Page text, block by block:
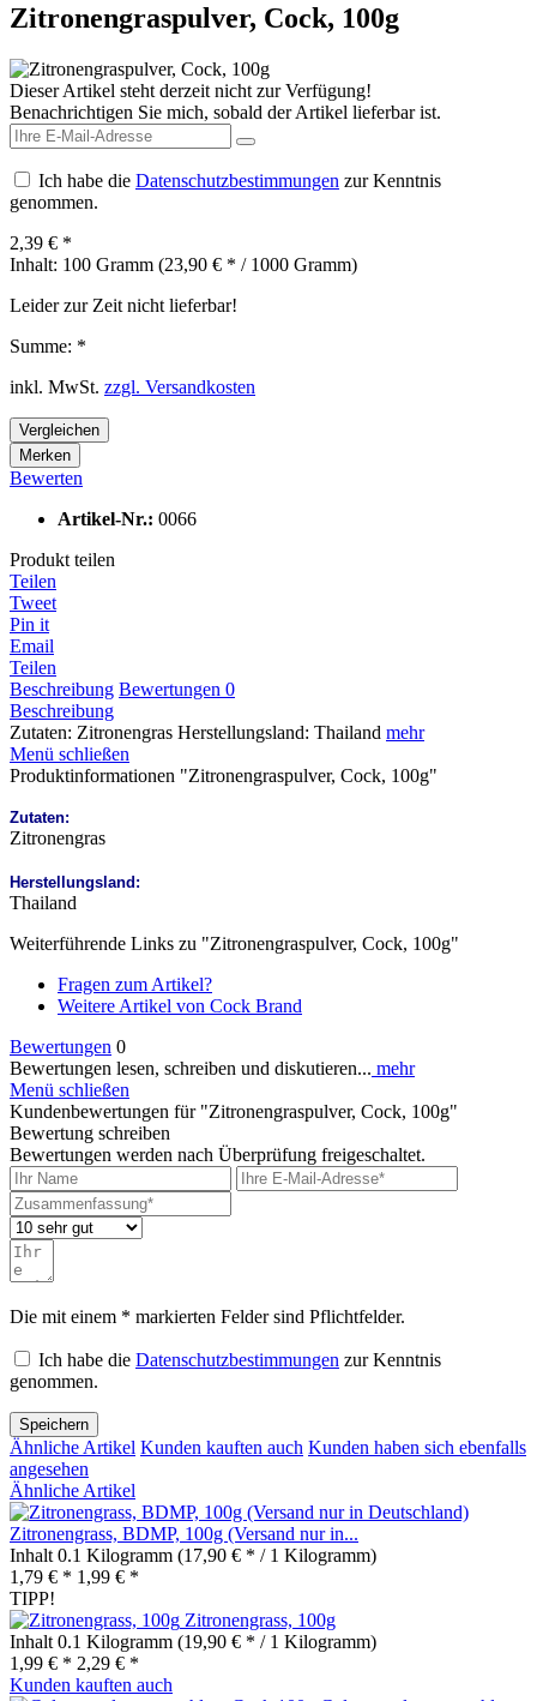
Zitronengraspulver, Cock, 100g
Dieser Artikel steht derzeit nicht zur Verfügung!
Benachrichtigen Sie mich, sobald der Artikel lieferbar ist.
Ich habe die Datenschutzbestimmungen zur Kenntnis
genommen.
2,39 € *
Inhalt: 100 Gramm (23,90 € * / 1000 Gramm)
Leider zur Zeit nicht lieferbar!
Summe: *
inkl. MwSt. zzgl. Versandkosten
Vergleichen
Merken
Bewerten
Artikel-Nr.: 0066
Produkt teilen
Teilen
Tweet
Pin it
Email
Teilen
Beschreibung Bewertungen 0
Beschreibung
Zutaten: Zitronengras Herstellungsland: Thailand mehr
Menü schließen
Produktinformationen "Zitronengraspulver, Cock, 100g"
Zutaten:
Zitronengras
Herstellungsland:
Thailand
Weiterführende Links zu "Zitronengraspulver, Cock, 100g"
Fragen zum Artikel?
Weitere Artikel von Cock Brand
Bewertungen 0
Bewertungen lesen, schreiben und diskutieren... mehr
Menü schließen
Kundenbewertungen für "Zitronengraspulver, Cock, 100g"
Bewertung schreiben
Bewertungen werden nach Überprüfung freigeschaltet.
Die mit einem * markierten Felder sind Pflichtfelder.
Ich habe die Datenschutzbestimmungen zur Kenntnis
genommen.
Speichern
Ähnliche Artikel Kunden kauften auch Kunden haben sich ebenfalls
angesehen
Ähnliche Artikel
Zitronengrass, BDMP, 100g (Versand nur in...
Inhalt 0.1 Kilogramm (17,90 € * / 1 Kilogramm)
1,79 € * 1,99 € *
TIPP!
Zitronengrass, 100g
Inhalt 0.1 Kilogramm (19,90 € * / 1 Kilogramm)
1,99 € * 2,29 € *
Kunden kauften auch